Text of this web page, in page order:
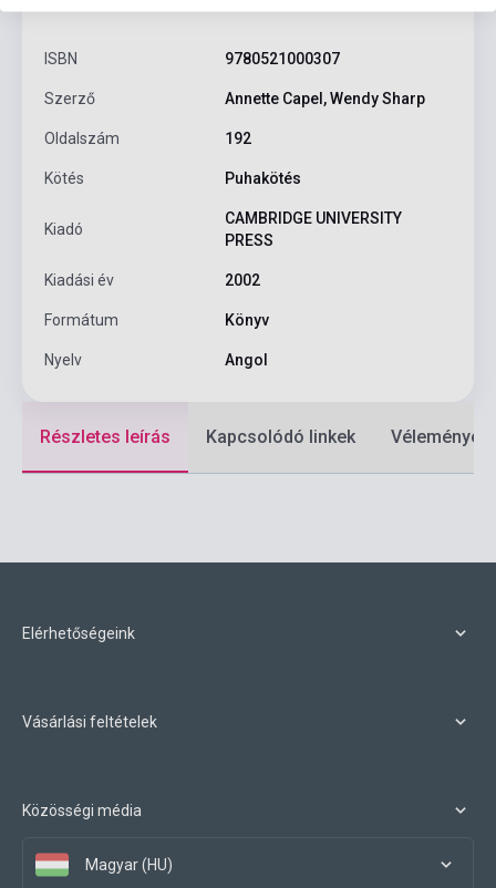
ISBN 9780521000307
Szerző Annette Capel, Wendy Sharp
Oldalszám 192
Kötés Puhakötés
Kiadó
CAMBRIDGE UNIVERSITY
PRESS
Kiadási év 2002
Formátum Könyv
Nyelv Angol
Részletes leírás Kapcsolódó linkek Vélemények
Elérhetőségeink
Vásárlási feltételek
Közösségi média
Magyar (HU)